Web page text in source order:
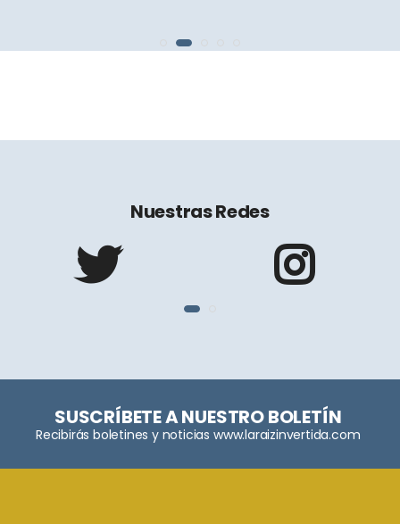
Nuestras Redes
SUSCRÍBETE A NUESTRO BOLETÍN
Recibirás boletines y noticias www.laraizinvertida.com